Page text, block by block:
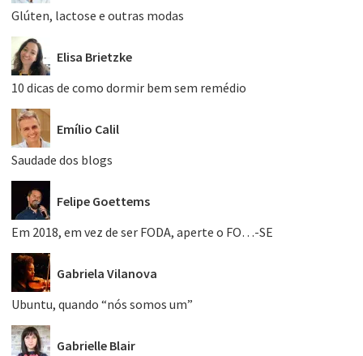
Glúten, lactose e outras modas
Elisa Brietzke
10 dicas de como dormir bem sem remédio
Emílio Calil
Saudade dos blogs
Felipe Goettems
Em 2018, em vez de ser FODA, aperte o FO…-SE
Gabriela Vilanova
Ubuntu, quando “nós somos um”
Gabrielle Blair